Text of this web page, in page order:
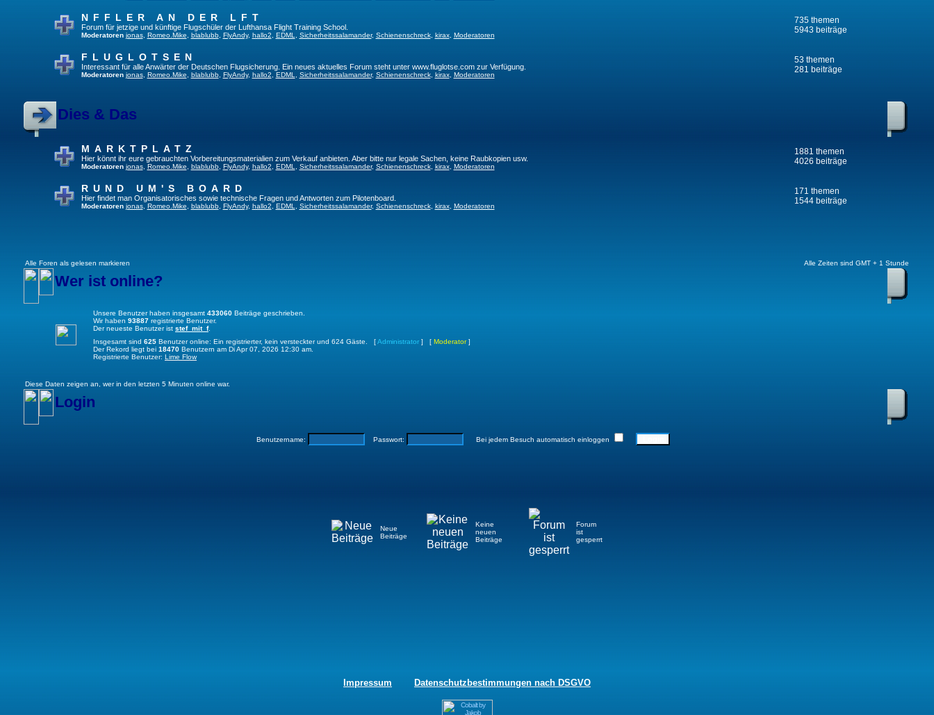
NFFLER AN DER LFT
Forum für jetzige und künftige Flugschüler der Lufthansa Flight Training School.
Moderatoren jonas, Romeo.Mike blablubb, FlyAndy, hallo2 EDML Sicherheitssalamander, Schienenschreck, kirax, Moderatoren
735 themen
5943 beiträge
FLUGLOTSEN
Interessant für alle Anwärter der Deutschen Flugsicherung. Ein neues aktuelles Forum steht unter www.fluglotse.com zur Verfügung.
Moderatoren jonas, Romeo.Mike, blablubb, FlyAndy, hallo2 EDML Sicherheitssalamander, Schienenschreck, kirax, Moderatoren
53 themen
281 beiträge
Dies & Das
MARKTPLATZ
Hier könnt ihr eure gebrauchten Vorbereitungsmaterialien zum Verkauf anbieten. Aber bitte nur legale Sachen, keine Raubkopien usw.
Moderatoren jonas, Romeo.Mike blablubb, FlyAndy, hallo2 EDML Sicherheitssalamander, Schienenschreck, kirax, Moderatoren
1881 themen
4026 beiträge
RUND UM'S BOARD
Hier findet man Organisatorisches sowie technische Fragen und Antworten zum Pilotenboard.
Moderatoren jonas, Romeo.Mike blablubb, FlyAndy, hallo2 EDML Sicherheitssalamander, Schienenschreck, kirax, Moderatoren
171 themen
1544 beiträge
Alle Foren als gelesen markieren Alle Zeiten sind GMT + 1 Stunde
Wer ist online?
Unsere Benutzer haben insgesamt433060Beiträge geschrieben.
Wir haben93887registrierte Benutzer.
Der neueste Benutzer ist stef_mit_f.
Insgesamt sind 625 Benutzer online: Ein registrierter, kein versteckter und 624 Gäste. [Administrator] [ Moderator]
Der Rekord liegt bei 18470 Benutzern am Di Apr 07, 2026 12:30 am.
Registrierte Benutzer: Lime Flow
Diese Daten zeigen an, wer in den letzten 5 Minuten online war.
Login
Benutzername: Passwort: Bei jedem Besuch automatisch einloggen
Neue
Beiträge
Keine
neuen
Beiträge
Forum
ist
gesperrt
Impressum Datenschutzbestimmungen nach DSGVO